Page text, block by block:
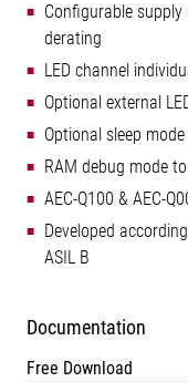
Configurable
derating
LED channel
Optional external
Optional sleep
RAM debug mode
AEC-Q100 & AEC-
Developed
ASIL B
Documentation
Free Download